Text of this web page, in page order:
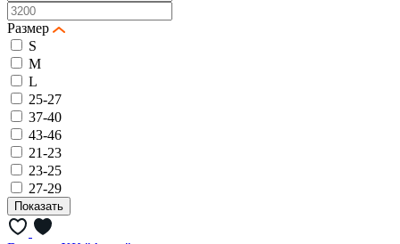
Размер
S
M
L
25-27
37-40
43-46
21-23
23-25
27-29